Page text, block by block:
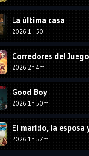
1978
La última casa
2026 1h 50m
Corredores del Juego
2026 2h 4m
Good Boy
2026 1h 50m
2026 1h 57m